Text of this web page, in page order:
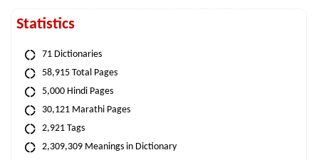
Statistics
71 Dictionaries
58,915 Total Pages
5,000 Hindi Pages
30,121 Marathi Pages
2,921 Tags
2,309,309 Meanings in Dictionary